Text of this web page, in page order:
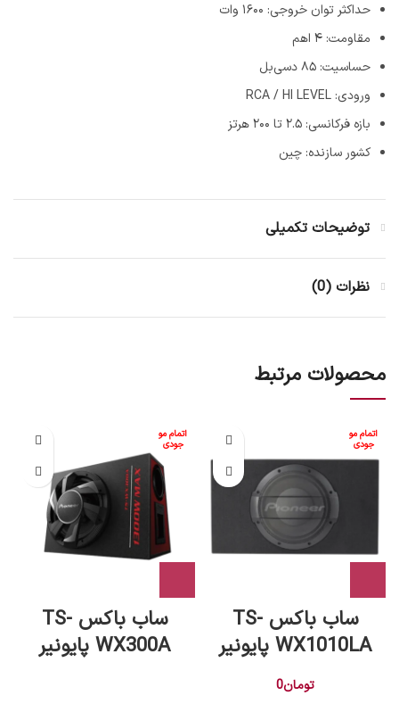
حداکثر توان خروجی: ۱۶۰۰ وات
مقاومت: ۴ اهم
حساسیت: ۸۵ دسی‌بل
ورودی: RCA / HI LEVEL
بازه فرکانسی: ۲.۵ تا ۲۰۰ هرتز
کشور سازنده: چین
توضیحات تکمیلی
نظرات (0)
محصولات مرتبط
اتمام مو
جودی
ساب باکس TS-
WX1010LA پایونیر
تومان0
اتمام مو
جودی
ساب باکس TS-
WX300A پایونیر